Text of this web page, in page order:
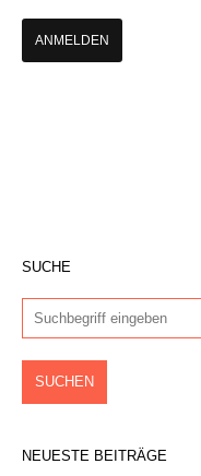
SUCHE
NEUESTE BEITRÄGE